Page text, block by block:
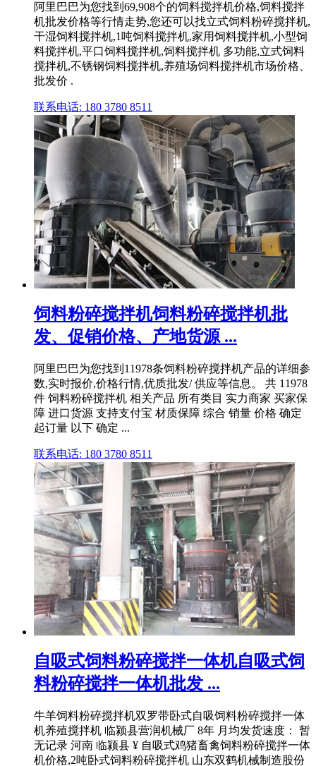
阿里巴巴为您找到69,908个的饲料搅拌机价格,饲料搅拌
机批发价格等行情走势,您还可以找立式饲料粉碎搅拌机,
干湿饲料搅拌机,1吨饲料搅拌机,家用饲料搅拌机,小型饲
料搅拌机,平口饲料搅拌机,饲料搅拌机 多功能,立式饲料
搅拌机,不锈钢饲料搅拌机,养殖场饲料搅拌机市场价格、
批发价 .
联系电话: 180 3780 8511
饲料粉碎搅拌机饲料粉碎搅拌机批
发、促销价格、产地货源 ...
阿里巴巴为您找到11978条饲料粉碎搅拌机产品的详细参
数,实时报价,价格行情,优质批发/ 供应等信息。 共 11978
件 饲料粉碎搅拌机 相关产品 所有类目 实力商家 买家保
障 进口货源 支持支付宝 材质保障 综合 销量 价格 确定
起订量 以下 确定 ...
联系电话: 180 3780 8511
自吸式饲料粉碎搅拌一体机自吸式饲
料粉碎搅拌一体机批发 ...
牛羊饲料粉碎搅拌机双罗带卧式自吸饲料粉碎搅拌一体
机养殖搅拌机 临颍县营润机械厂 8年 月均发货速度： 暂
无记录 河南 临颍县 ¥ 自吸式鸡猪畜禽饲料粉碎搅拌一体
机价格,2吨卧式饲料粉碎搅拌机 山东双鹤机械制造股份